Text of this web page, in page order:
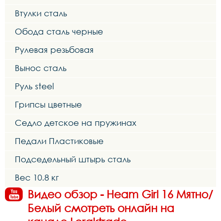
Втулки сталь
Обода сталь черные
Рулевая резьбовая
Вынос сталь
Руль steel
Грипсы цветные
Седло детское на пружинах
Педали Пластиковые
Подседельный штырь сталь
Вес 10.8 кг
Видео обзор - Heam Girl 16 Мятно/
Белый смотреть онлайн на